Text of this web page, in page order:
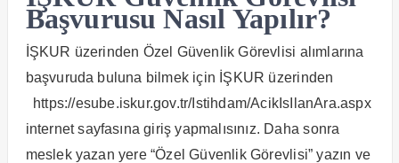
Başvurusu Nasıl Yapılır?
İŞKUR üzerinden Özel Güvenlik Görevlisi alımlarına
başvuruda buluna bilmek için İŞKUR üzerinden
https://esube.iskur.gov.tr/Istihdam/AcikIsIlanAra.aspx
internet sayfasına giriş yapmalısınız. Daha sonra
meslek yazan yere “Özel Güvenlik Görevlisi” yazın ve